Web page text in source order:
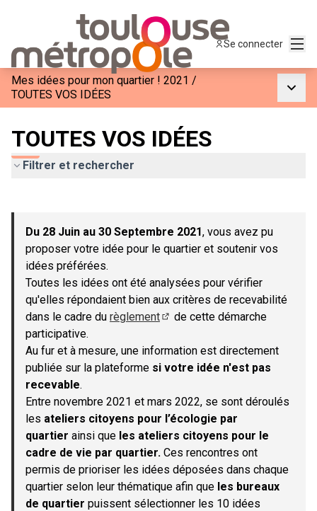
Se connecter
Mes idées pour mon quartier ! 2021 /
TOUTES VOS IDÉES
TOUTES VOS IDÉES
Filtrer et rechercher
−
Du 28 Juin au 30 Septembre 2021, vous avez pu
proposer votre idée pour le quartier et soutenir vos
idées préférées.
Toutes les idées ont été analysées pour vérifier
qu'elles répondaient bien aux critères de recevabilité
dans le cadre du règlement
de cette démarche
participative.
Au fur et à mesure, une information est directement
publiée sur la plateforme si votre idée n'est pas
recevable.
Entre novembre 2021 et mars 2022, se sont déroulés
les ateliers citoyens pour l’écologie par
quartier ainsi que les ateliers citoyens pour le
cadre de vie par quartier. Ces rencontres ont
permis de prioriser les idées déposées dans chaque
quartier selon leur thématique afin que les bureaux
de quartier puissent sélectionner les 10 idées